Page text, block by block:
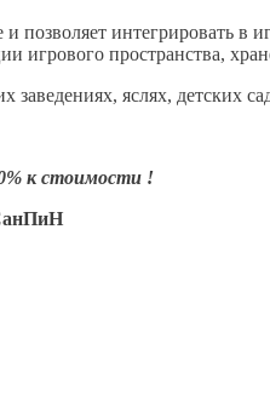
позволяет интегрировать
игрового пространства,
яслях, детских
к стоимости !